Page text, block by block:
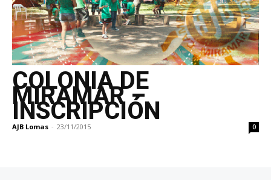
COLONIA DE
MIRAMAR –
INSCRIPCIÓN
AJB Lomas - 23/11/2015 0